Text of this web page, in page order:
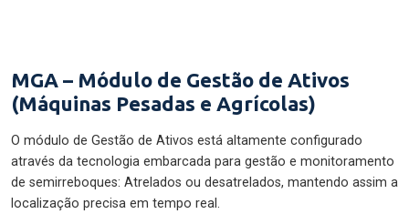
MGA – Módulo de Gestão de Ativos
(Máquinas Pesadas e Agrícolas)
O módulo de Gestão de Ativos está altamente configurado
através da tecnologia embarcada para gestão e monitoramento
de semirreboques: Atrelados ou desatrelados, mantendo assim a
localização precisa em tempo real.